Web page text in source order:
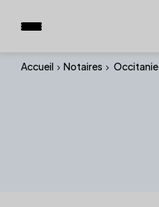
Accueil Notaires Occitanie